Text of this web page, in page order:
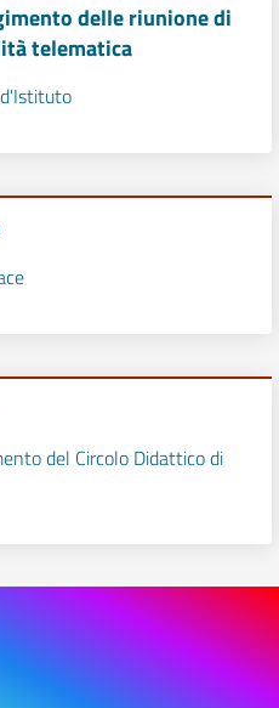
delle riunione di
telematica
del Circolo Didattico di